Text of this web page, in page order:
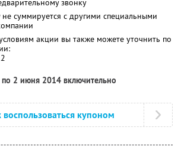
звонку
суммируется с другими специальными
акции вы также можете уточнить по
по 2 июня 2014 включительно
воспользоваться купоном